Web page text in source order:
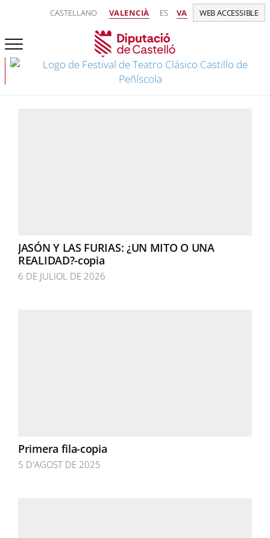
CASTELLANO VALENCIÀ ES VA WEB ACCESSIBLE
JASÓN Y LAS FURIAS: ¿UN MITO O UNA
REALIDAD?-copia
6 DE JULIOL DE 2026
Primera fila-copia
5 D'AGOST DE 2025